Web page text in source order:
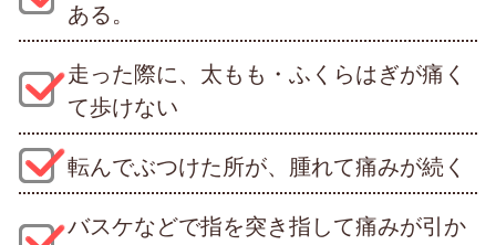
ある。
走った際に、太もも・ふくらはぎが痛く
て歩けない
転んでぶつけた所が、腫れて痛みが続く
バスケなどで指を突き指して痛みが引か